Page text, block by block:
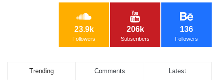
136
Followers
206k
Subscribers
23.9k
Followers
Trending Comments Latest